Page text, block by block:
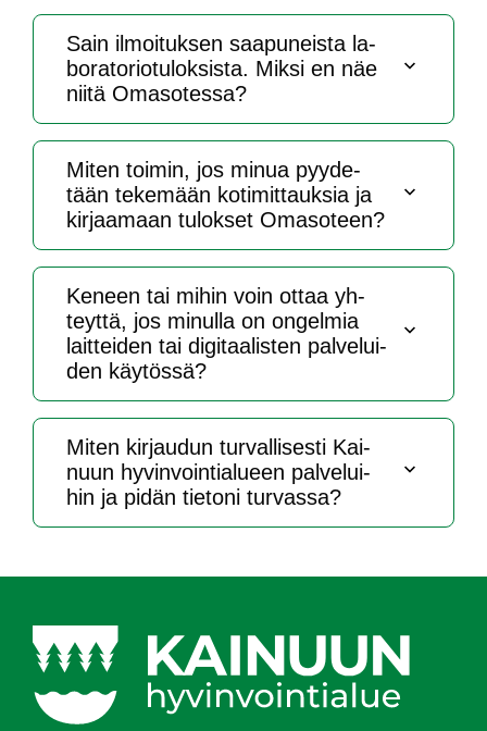
Sain il­moi­tuk­sen saa­pu­neis­ta la­
bo­ra­to­rio­tu­lok­sis­ta. Mik­si en näe
nii­tä Oma­so­tes­sa?
Mi­ten toi­min, jos mi­nua pyy­de­
tään te­ke­mään ko­ti­mit­tauk­sia ja
kir­jaa­maan tu­lok­set Oma­so­teen?
Ke­neen tai mi­hin voin ot­taa yh­
teyt­tä, jos mi­nul­la on on­gel­mia
lait­tei­den tai di­gi­taa­lis­ten pal­ve­lui­
den käy­tös­sä?
Mi­ten kir­jau­dun tur­val­li­ses­ti Kai­
nuun hy­vin­voin­tia­lueen pal­ve­lui­
hin ja pi­dän tie­to­ni tur­vas­sa?